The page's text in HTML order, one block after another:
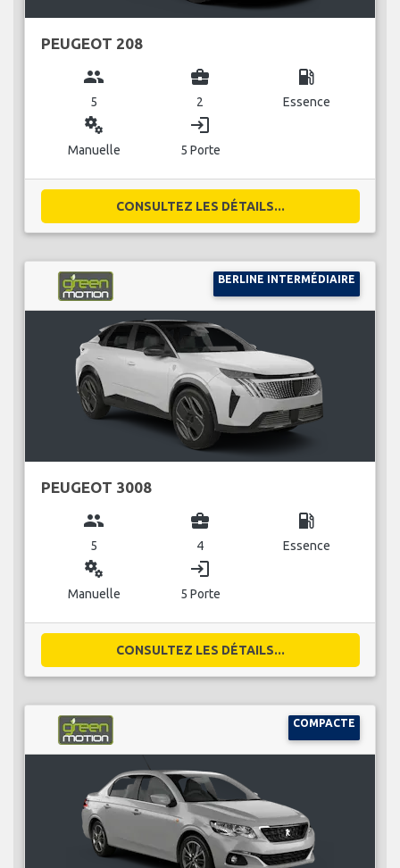
PEUGEOT 208
group
5
business_center
2
local_gas_station
Essence
miscellaneous_services
Manuelle
login
5 Porte
CONSULTEZ LES DÉTAILS...
BERLINE INTERMÉDIAIRE
PEUGEOT 3008
group
5
business_center
4
local_gas_station
Essence
miscellaneous_services
Manuelle
login
5 Porte
CONSULTEZ LES DÉTAILS...
COMPACTE